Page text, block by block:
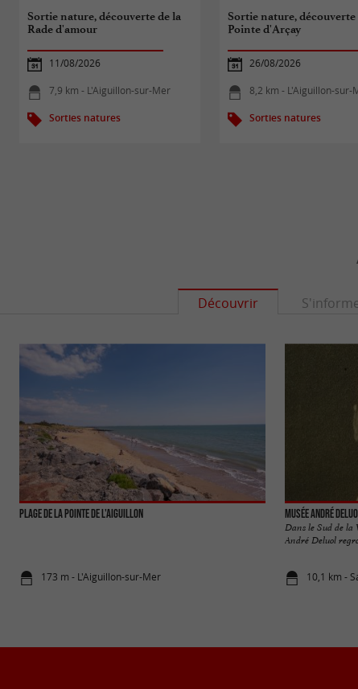
Sortie nature, découverte de la
Rade d'amour
11/08/2026
7,9 km - L'Aiguillon-sur-Mer
Sorties natures
Sortie nature, découverte
Pointe d'Arçay
26/08/2026
8,2 km - L'Aiguillon-sur-
Sorties natures
Découvrir
PLAGE DE LA POINTE DE L'AIGUILLON
173 m - L'Aiguillon-sur-Mer
Musée André
Dans le Sud de la
André Deluol
10,1 km -